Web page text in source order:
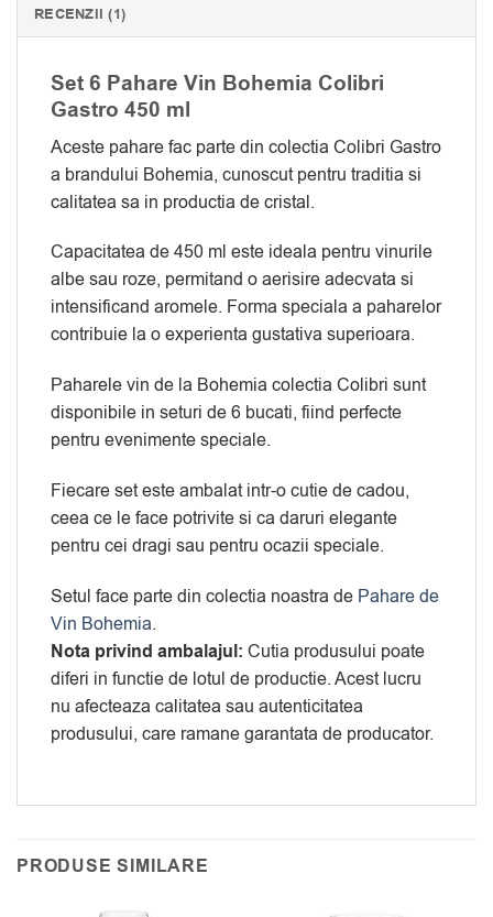
RECENZII (1)
Set 6 Pahare Vin Bohemia Colibri
Gastro 450 ml
Aceste pahare fac parte din colectia Colibri Gastro
a brandului Bohemia, cunoscut pentru traditia si
calitatea sa in productia de cristal.
Capacitatea de 450 ml este ideala pentru vinurile
albe sau roze, permitand o aerisire adecvata si
intensificand aromele. Forma speciala a paharelor
contribuie la o experienta gustativa superioara.
Paharele vin de la Bohemia colectia Colibri sunt
disponibile in seturi de 6 bucati, fiind perfecte
pentru evenimente speciale.
Fiecare set este ambalat intr-o cutie de cadou,
ceea ce le face potrivite si ca daruri elegante
pentru cei dragi sau pentru ocazii speciale.
Setul face parte din colectia noastra de Pahare de
Vin Bohemia.
Nota privind ambalajul: Cutia produsului poate
diferi in functie de lotul de productie. Acest lucru
nu afecteaza calitatea sau autenticitatea
produsului, care ramane garantata de producator.
PRODUSE SIMILARE